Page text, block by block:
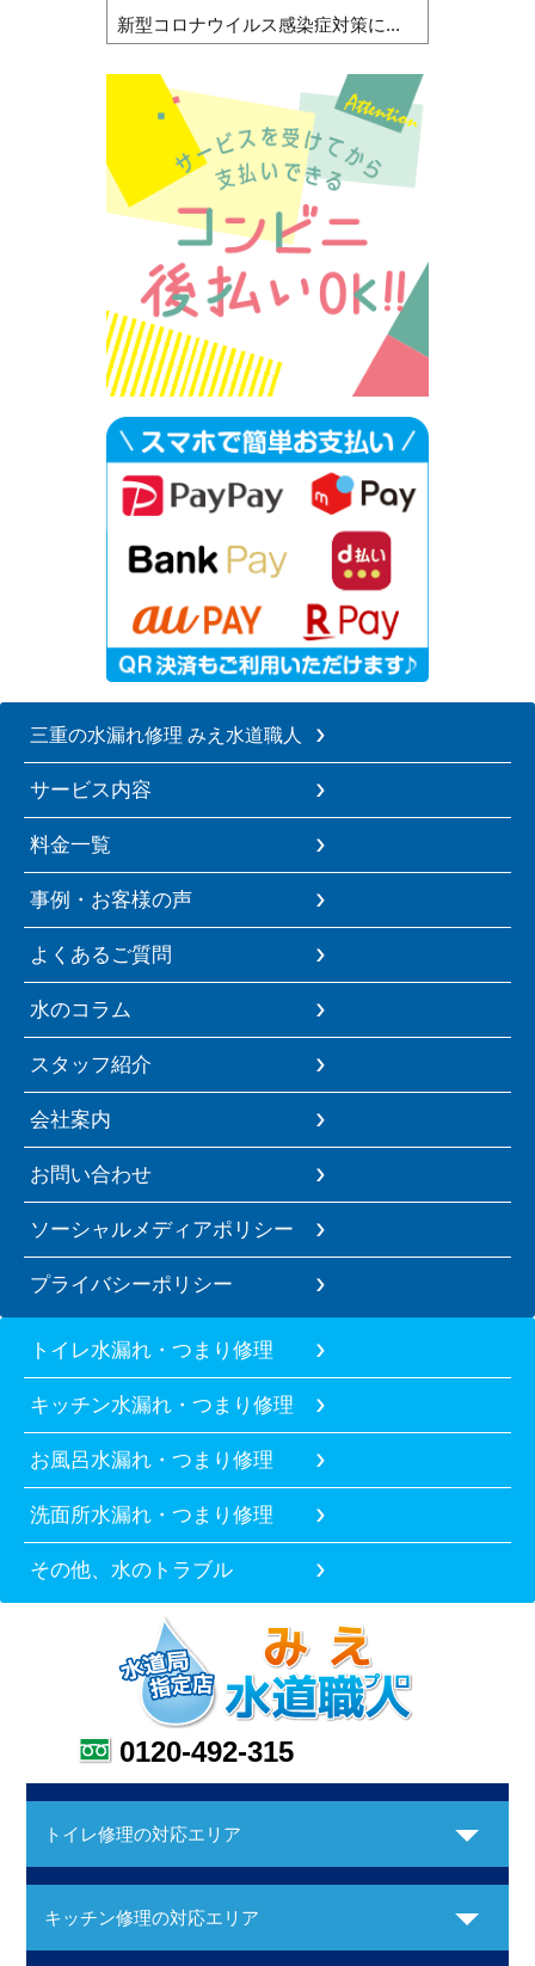
新型コロナウイルス感染症対策に...
三重の水漏れ修理 みえ水道職人
サービス内容
料金一覧
事例・お客様の声
よくあるご質問
水のコラム
スタッフ紹介
会社案内
お問い合わせ
ソーシャルメディアポリシー
プライバシーポリシー
トイレ水漏れ・つまり修理
キッチン水漏れ・つまり修理
お風呂水漏れ・つまり修理
洗面所水漏れ・つまり修理
その他、水のトラブル
0120-492-315
トイレ修理の対応エリア
キッチン修理の対応エリア